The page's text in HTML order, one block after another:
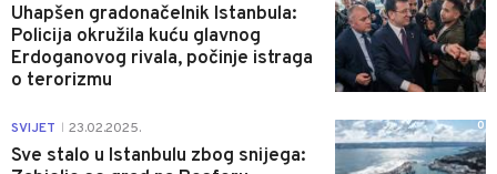
Uhapšen gradonačelnik Istanbula:
Policija okružila kuću glavnog
Erdoganovog rivala, počinje istraga
o terorizmu
SVIJET 23.02.2025.
Sve stalo u Istanbulu zbog snijega:
0